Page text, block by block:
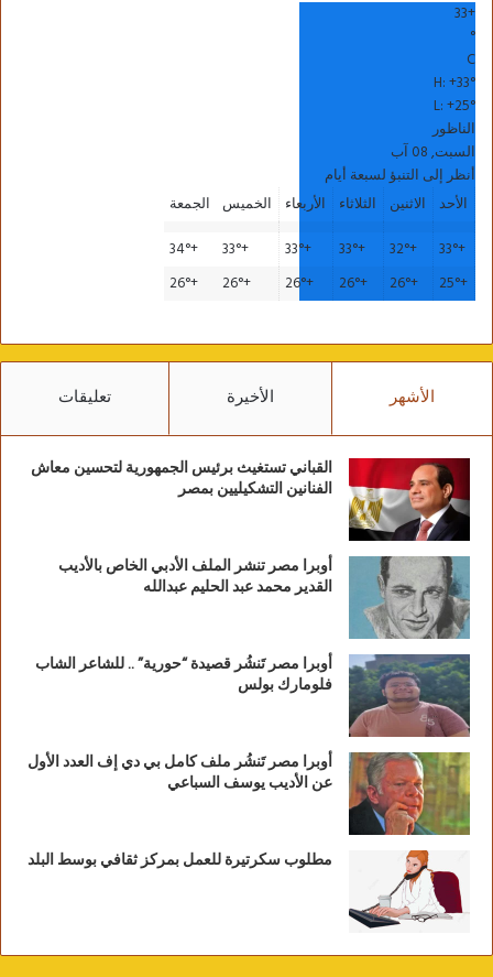
+
33
°
C
H:+33°
L:+25°
الناظور
السبت, 08 آب
أنظر إلى التنبؤ لسبعة أيام
الأحد
الاثنين الثلاثاء الأربعاء الخميس الجمعة
+
33°
+
32°
+
33°
+
33°
+
33°
+
34°
+
25°
+
26°
+
26°
+
26°
+
26°
+
26°
الأشهر الأخيرة تعليقات
القباني تستغيث برئيس الجمهورية لتحسين معاش
الفنانين التشكيليين بمصر
أوبرا مصر تنشر الملف الأدبي الخاص بالأديب
القدير محمد عبد الحليم عبدالله
أوبرا مصر تَنشُر قصيدة “حورية” .. للشاعر الشاب
فلومارك بولس
أوبرا مصر تَنشُر ملف كامل بي دي إف العدد الأول
عن الأديب يوسف السباعي
مطلوب سكرتيرة للعمل بمركز ثقافي بوسط البلد